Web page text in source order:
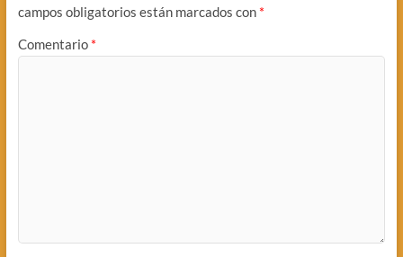
campos obligatorios están marcados con *
Comentario *